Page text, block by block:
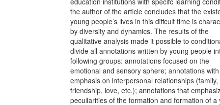
the author of the article concludes that the
young people’s lives in this diffcult time is
by diversity and dynamics. The results of the
qualitative analysis made it possible to
divide all annotations written by young people
following groups: annotations focused on the
emotional and sensory sphere; annotations
emphasis on interpersonal relationships (family,
friendship, love, etc.); annotations that
peculiarities of the formation and formation of a